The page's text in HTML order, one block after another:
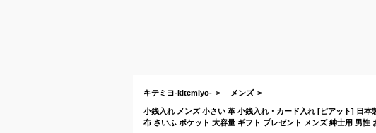
キテミヨ-kitemiyo- メンズ
小銭入れ メンズ 小さい 革 小銭入れ・カード入れ [ピアット] 日
布 さいふ ポケット 大容量 ギフト プレゼント メンズ 紳士用 男性